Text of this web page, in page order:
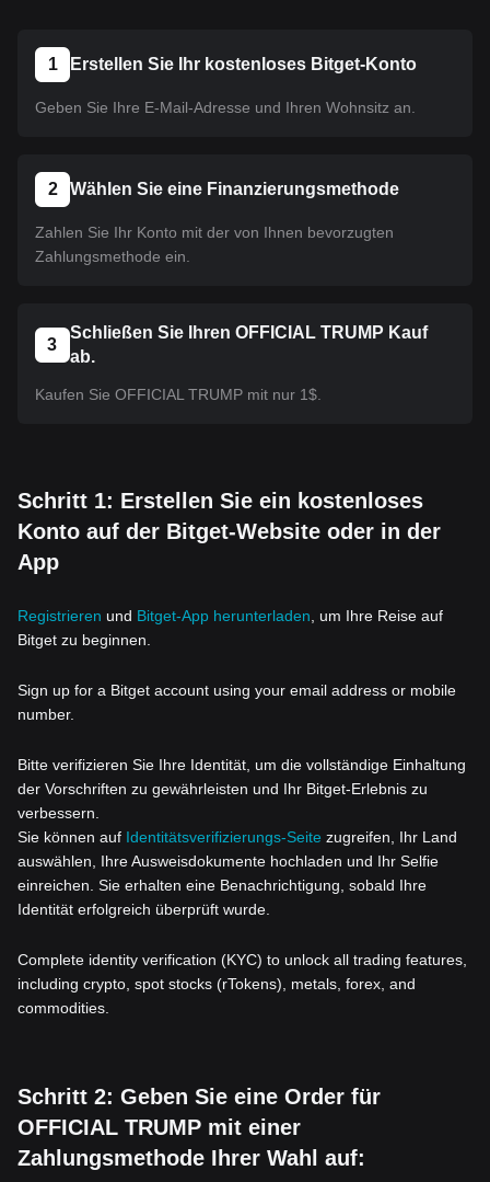
1 Erstellen Sie Ihr kostenloses Bitget-Konto
Geben Sie Ihre E-Mail-Adresse und Ihren Wohnsitz an.
2 Wählen Sie eine Finanzierungsmethode
Zahlen Sie Ihr Konto mit der von Ihnen bevorzugten
Zahlungsmethode ein.
3
Schließen Sie Ihren OFFICIAL TRUMP Kauf
ab.
Kaufen Sie OFFICIAL TRUMP mit nur 1$.
Schritt 1: Erstellen Sie ein kostenloses
Konto auf der Bitget-Website oder in der
App
Registrieren und Bitget-App herunterladen , um Ihre Reise auf
Bitget zu beginnen.
Sign up for a Bitget account using your email address or mobile
number.
Bitte verifizieren Sie Ihre Identität, um die vollständige Einhaltung
der Vorschriften zu gewährleisten und Ihr Bitget-Erlebnis zu
verbessern.
Sie können auf Identitätsverifizierungs-Seite zugreifen, Ihr Land
auswählen, Ihre Ausweisdokumente hochladen und Ihr Selfie
einreichen. Sie erhalten eine Benachrichtigung, sobald Ihre
Identität erfolgreich überprüft wurde.
Complete identity verification (KYC) to unlock all trading features,
including crypto, spot stocks (rTokens), metals, forex, and
commodities.
Schritt 2: Geben Sie eine Order für
OFFICIAL TRUMP mit einer
Zahlungsmethode Ihrer Wahl auf: